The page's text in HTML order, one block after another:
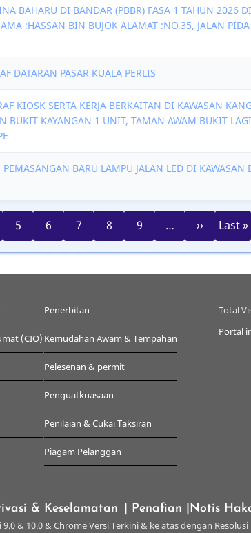
BAHARU DI BANDAR (PBBR) FASA 1 TAHUN 2026
:HASSAN BIN BUJOK ALAMAT :NO.35, JALAN
DATARAN PASAR KUALA PERLIS
KIOSK SERTA KERJA BERKAITAN DI KAWASAN
KAYANGAN 1 UNIT, TAMAN AWAM BUKIT
BARU LAMPU JALAN LED DI
Page
5 Page
6 Page
7 Page
8 Page
9 …
page
››
Last
Last »
(CIO)
Penerbitan
Kemudahan Awam & Tempahan
Pelesenan & permit
Penguatkuasaan
Penilaian & Cukai Taksiran
Piagam Pelanggan
Total
Portal
& Keselamatan | Penafian |Notis
& 10.0 & Chrome Versi Terkini & ke atas dengan Resolusi